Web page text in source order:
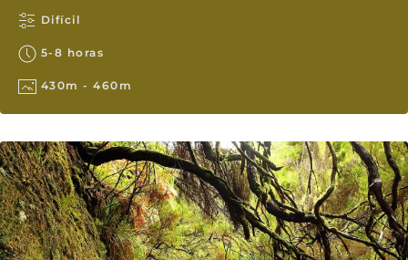
Difícil
5-8 horas
430m - 460m